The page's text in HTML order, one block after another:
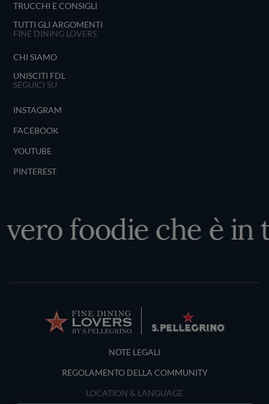
TRUCCHI E CONSIGLI
TUTTI GLI ARGOMENTI
FINE DINING LOVERS
CHI SIAMO
UNISCITI FDL
SEGUICI SU
INSTAGRAM
FACEBOOK
YOUTUBE
PINTEREST
foodie che è in
Terms and Conditions
NOTE LEGALI
REGOLAMENTO DELLA COMMUNITY
LOCATION & LANGUAGE